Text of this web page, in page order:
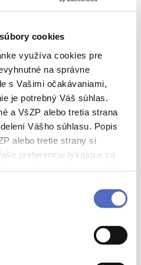
cookies
využíva cookies pre
na správne
s Vašimi očakávaniami,
je potrebný Váš súhlas.
a VšZP alebo tretia strana
Vášho súhlasu. Popis
alebo tretie strany si
preferencie týkajúce sa
pozornosť ako trvalé. Myslite
dokonca častejšie ako ich
návštevu svojmu potomkovi
oslavou, čaká ho po
chrup,
postavenie zubov,
je aj dentálna hygiena,